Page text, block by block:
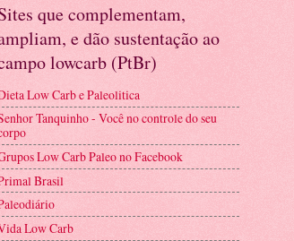
que complementam,
e dão sustentação ao
lowcarb (PtBr)
Low Carb e Paleolitica
Tanquinho - Você no controle do seu
Low Carb Paleo no Facebook
Brasil
Low Carb